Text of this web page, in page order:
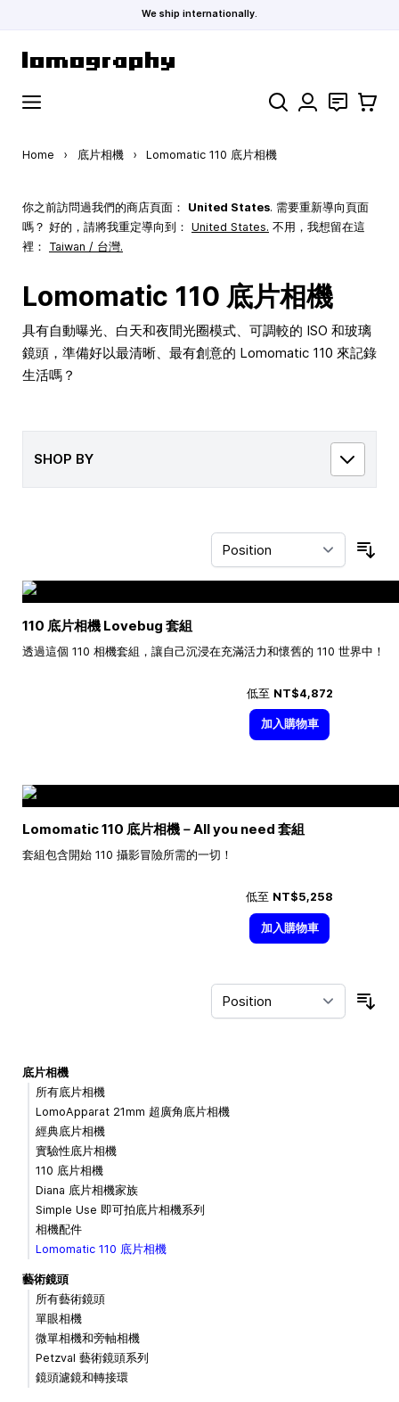
We ship internationally.
Search 聯絡 購物車
Home › 底片相機 › Lomomatic 110 底片相機
你之前訪問過我們的商店頁面： United States. 需要重新導向頁面
嗎？ 好的，請將我重定導向到： United States. 不用，我想留在這
裡： Taiwan / 台灣.
Lomomatic 110 底片相機
具有自動曝光、白天和夜間光圈模式、可調較的 ISO 和玻璃
鏡頭，準備好以最清晰、最有創意的 Lomomatic 110 來記錄
生活嗎？
SHOP BY
110 底片相機 Lovebug 套組
透過這個 110 相機套組，讓自己沉浸在充滿活力和懷舊的 110 世界中！
低至 NT$4,872
加入購物車
Lomomatic 110 底片相機－All you need 套組
套組包含開始 110 攝影冒險所需的一切！
低至 NT$5,258
加入購物車
底片相機
所有底片相機
LomoApparat 21mm 超廣角底片相機
經典底片相機
實驗性底片相機
110 底片相機
Diana 底片相機家族
Simple Use 即可拍底片相機系列
相機配件
Lomomatic 110 底片相機
藝術鏡頭
所有藝術鏡頭
單眼相機
微單相機和旁軸相機
Petzval 藝術鏡頭系列
鏡頭濾鏡和轉接環